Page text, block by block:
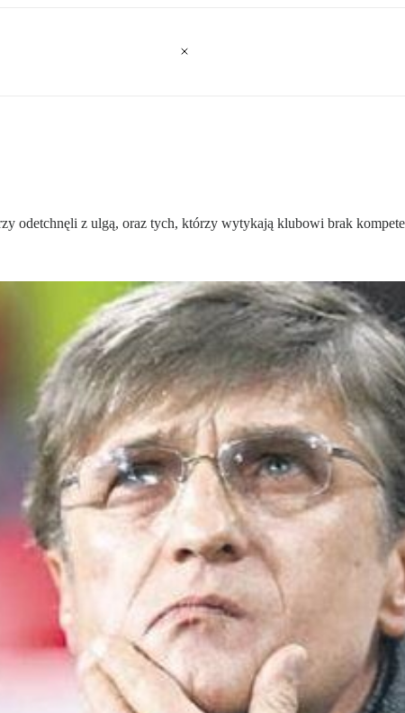
odetchnęli z ulgą, oraz tych, którzy wytykają klubowi brak